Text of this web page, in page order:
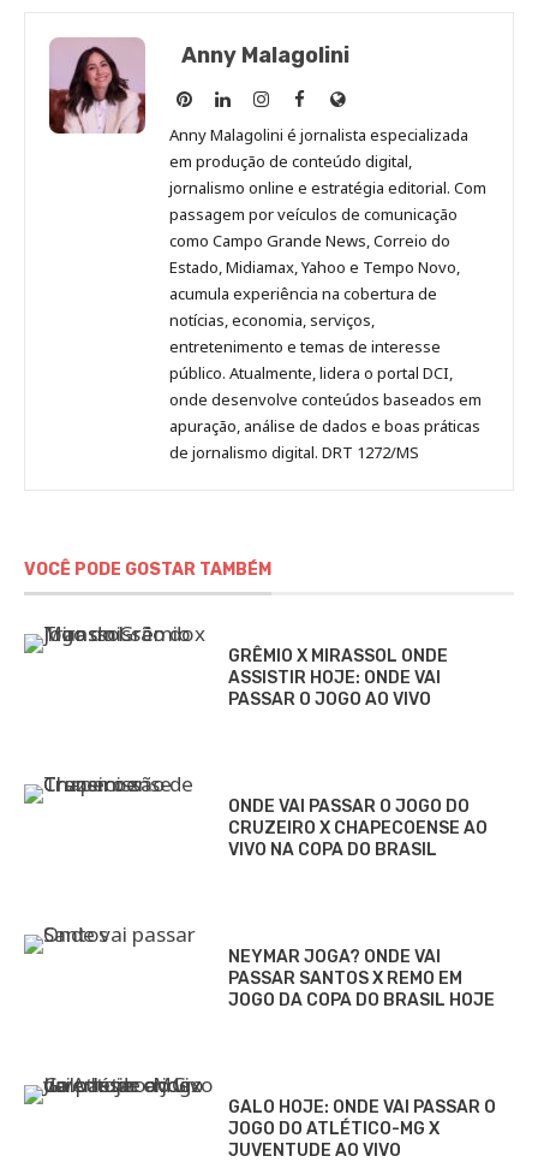
Anny Malagolini
Anny
Malagolini
no
Pinterest
Anny
Malagolini
no
LinkedIn
Anny
Malagolini
no
Instagram
Anny
Malagolini
no
Facebook
Site
de
Anny
Malagolini
Anny Malagolini é jornalista especializada
em produção de conteúdo digital,
jornalismo online e estratégia editorial. Com
passagem por veículos de comunicação
como Campo Grande News, Correio do
Estado, Midiamax, Yahoo e Tempo Novo,
acumula experiência na cobertura de
notícias, economia, serviços,
entretenimento e temas de interesse
público. Atualmente, lidera o portal DCI,
onde desenvolve conteúdos baseados em
apuração, análise de dados e boas práticas
de jornalismo digital. DRT 1272/MS
VOCÊ PODE GOSTAR TAMBÉM
GRÊMIO X MIRASSOL ONDE
ASSISTIR HOJE: ONDE VAI
PASSAR O JOGO AO VIVO
ONDE VAI PASSAR O JOGO DO
CRUZEIRO X CHAPECOENSE AO
VIVO NA COPA DO BRASIL
NEYMAR JOGA? ONDE VAI
PASSAR SANTOS X REMO EM
JOGO DA COPA DO BRASIL HOJE
GALO HOJE: ONDE VAI PASSAR O
JOGO DO ATLÉTICO-MG X
JUVENTUDE AO VIVO